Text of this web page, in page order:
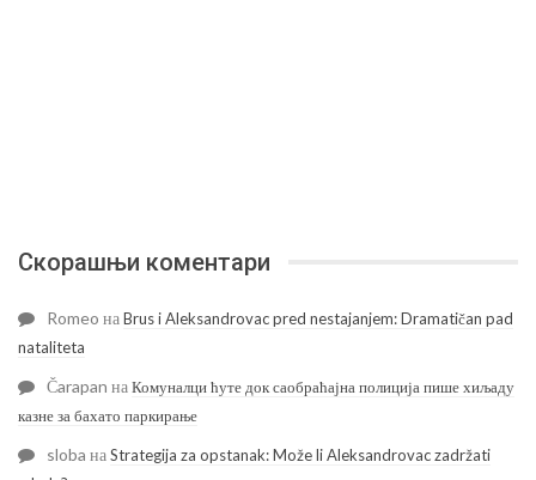
Скорашњи коментари
Romeo наBrus i Aleksandrovac pred nestajanjem: Dramatičan pad
nataliteta
Čarapan наКомуналци ћуте док саобраћајна полиција пише хиљаду
казне за бахато паркирање
sloba наStrategija za opstanak: Može li Aleksandrovac zadržati